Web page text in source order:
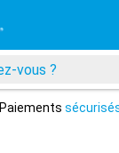
Paiements